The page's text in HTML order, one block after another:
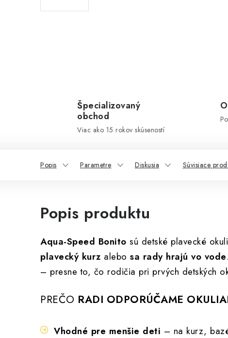
Špecializovaný
obchod
Viac ako 15 rokov skúseností
Popis Parametre Diskusia Súvisiace
Popis produktu
Aqua-Speed Bonito sú detské plavecké
plavecký kurz alebo sa rady hrajú vo vode
– presne to, čo rodičia pri prvých detských
PREČO RADI ODPORÚČAME
Vhodné pre menšie deti – na kurz,